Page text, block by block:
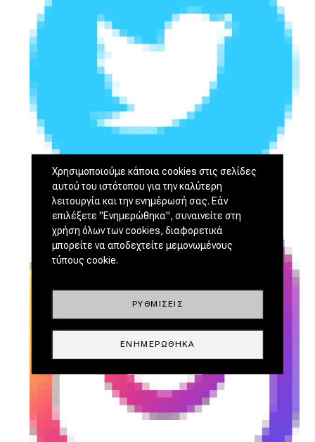
Χρησιμοποιούμε κάποια cookies στις σελίδες
αυτού του ιστότοπου για την καλύτερη
λειτουργία και την ενημέρωσή σας. Εάν
επιλέξετε "Ενημερώθηκα", συναινείτε στη
χρήση όλων των cookies, διαφορετικά
μπορείτε να αποδεχτείτε μεμονωμένους
τύπους cookie.
ΡΥΘΜΊΣΕΙΣ
ΕΝΗΜΕΡΏΘΗΚΑ